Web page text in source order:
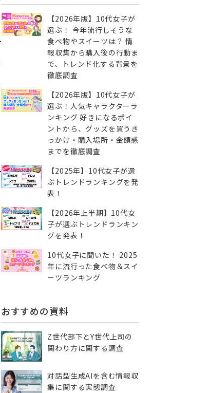
【2026年版】10代女子が
選ぶ！ 今年流行しそうな
食べ物やスイーツは？ 情
報収集から購入後の行動ま
で、トレンド化する背景を
徹底調査
【2026年版】10代女子が
選ぶ！人気キャラクターラ
ンキング 好きになるポイ
ントから、グッズを買うき
っかけ・購入場所・金額感
までを徹底調査
【2025年】10代女子が選
ぶトレンドランキングを発
表！
【2026年上半期】10代女
子が選ぶトレンドランキン
グを発表！
10代女子に聞いた！ 2025
年に流行った食べ物＆スイ
ーツランキング
おすすめの資料
Z世代部下とY世代上司の
関わり方に関する調査
対話型生成AIを含む情報収
集に​関する実態調査